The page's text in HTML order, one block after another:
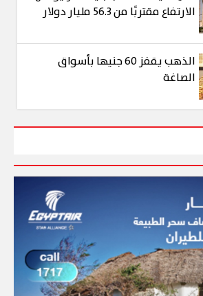
الارتفاع مقتربًا من 56.3 مليار دولار
الذهب يقفز 60 جنيها بأسواق
الصاغة